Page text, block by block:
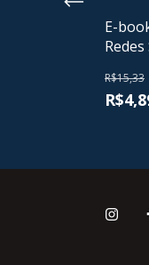
E-
Redes
R$15,33